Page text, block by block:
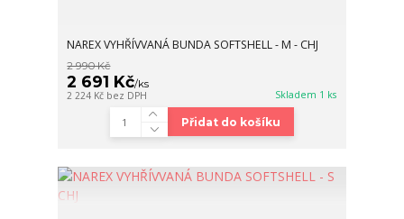
NAREX VYHŘÍVVANÁ BUNDA SOFTSHELL - M - CHJ
2 990 Kč
2 691 Kč/ks
2 224 Kč bez DPH Skladem 1 ks
Přidat do košíku